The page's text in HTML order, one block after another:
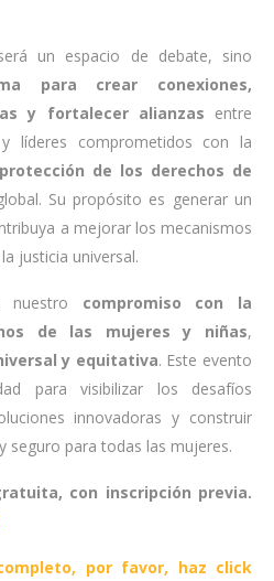
un espacio de debate, sino
para crear conexiones,
y fortalecer alianzas entre
y líderes comprometidos con la
de los derechos de
Su propósito es generar un
a mejorar los mecanismos
justicia universal.
nuestro compromiso con la
de las mujeres y niñas,
y equitativa. Este evento
para visibilizar los desafíos
innovadoras y construir
seguro para todas las mujeres.
con inscripción previa.
por favor, haz click